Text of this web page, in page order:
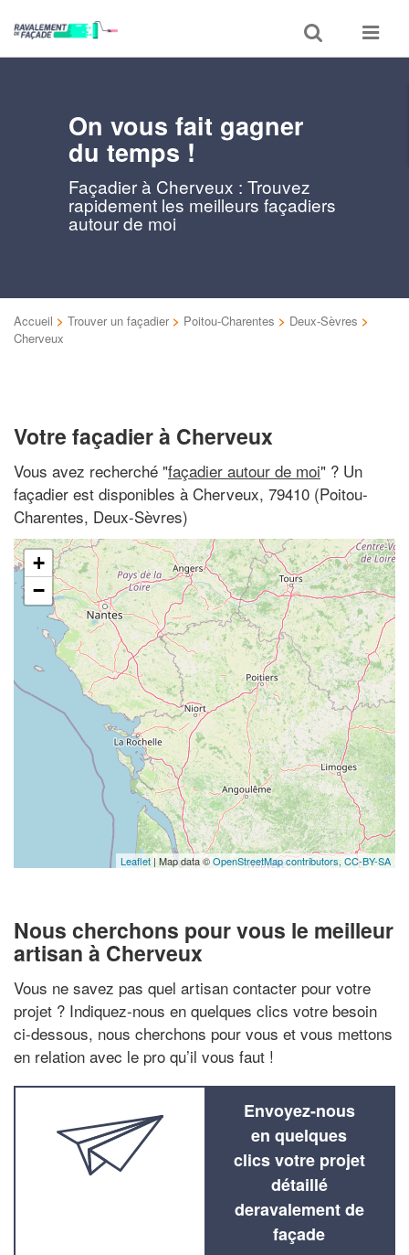
Toggle
search
Toggle
On vous fait gagner
du temps !
Façadier à Cherveux : Trouvez
rapidement les meilleurs façadiers
autour de moi
Accueil > Trouver un façadier > Poitou-Charentes > Deux-Sèvres >
Cherveux
Votre façadier à Cherveux
Vous avez recherché "façadier autour de moi" ? Un
façadier est disponibles à Cherveux, 79410 (Poitou-
Charentes, Deux-Sèvres)
+
−
Leaflet | Map data ©OpenStreetMap contributors, CC-BY-SA
Nous cherchons pour vous le meilleur
artisan à Cherveux
Vous ne savez pas quel artisan contacter pour votre
projet ? Indiquez-nous en quelques clics votre besoin
ci-dessous, nous cherchons pour vous et vous mettons
en relation avec le pro qu’il vous faut !
Envoyez-nous
en quelques
clics votre projet
détaillé
deravalement de
façade